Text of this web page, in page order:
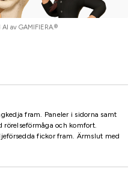
av GAMIFIERA.®
fram. Paneler i sidorna samt
rörelseförmåga och komfort.
fickor fram. Ärmslut med